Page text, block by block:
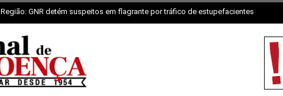
Região: GNR detém suspeitos em flagrante por tráfico de estupefacientes